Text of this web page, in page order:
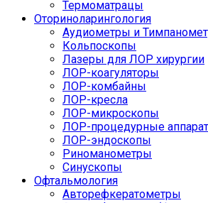
Термоматрацы
Оториноларингология
Аудиометры и
Кольпоскопы
Лазеры для ЛОР хирургии
ЛОР-коагуляторы
ЛОР-комбайны
ЛОР-кресла
ЛОР-микроскопы
ЛОР-процедурные
ЛОР-эндоскопы
Риноманометры
Синускопы
Офтальмология
Авторефкератометры